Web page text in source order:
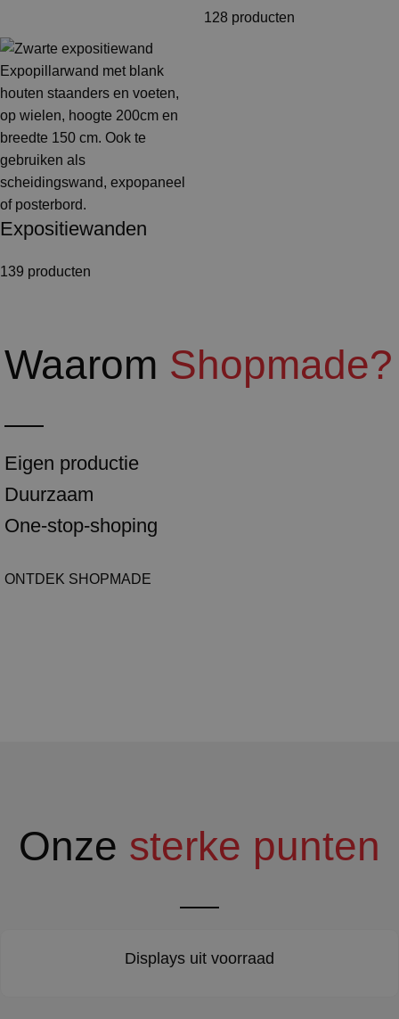
128 producten
Expositiewanden
139 producten
Waarom Shopmade?
Eigen productie
Duurzaam
One-stop-shoping
ONTDEK SHOPMADE
Onze sterke punten
Displays uit voorraad